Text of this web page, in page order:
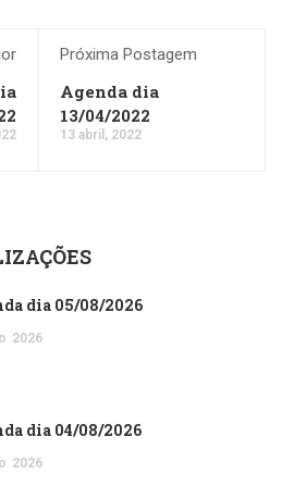
Próxima Postagem
Agenda dia
13/04/2022
13 abril, 2022
dia 05/08/2026
2026
dia 04/08/2026
2026